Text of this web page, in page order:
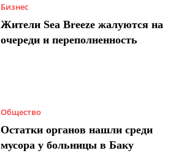
Бизнес
Жители Sea Breeze жалуются на
очереди и переполненность
Общество
Остатки органов нашли среди
мусора у больницы в Баку